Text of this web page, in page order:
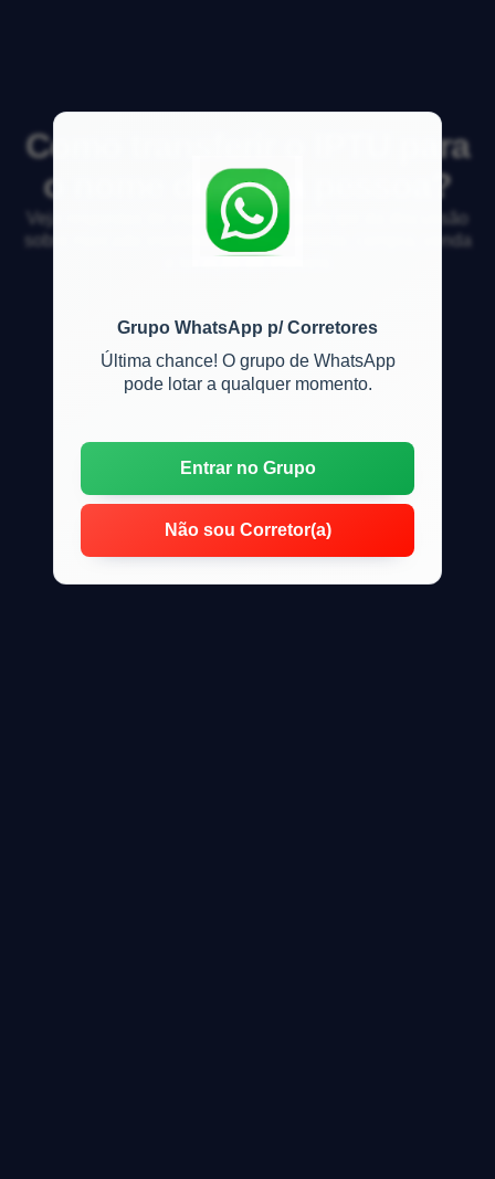
Grupo WhatsApp p/ Corretores
Última chance! O grupo de WhatsApp
pode lotar a qualquer momento.
Entrar no Grupo
Não sou Corretor(a)
Como transferir o IPTU para
o nome de outra pessoa?
Veja respostas de especialistas e participe da discussão
sobre mercado imobiliário, financiamento, compra, venda
e locação de imóveis